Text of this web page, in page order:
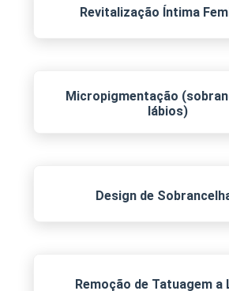
Revitalização Íntima
Micropigmentação
lábios)
Design de
Remoção de Tatuagem a